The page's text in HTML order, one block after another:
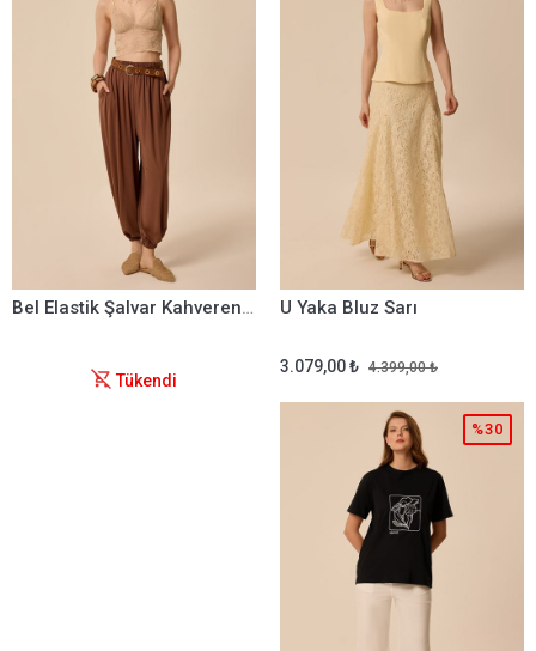
Bel Elastik Şalvar Kahverengi
Tükendi
U Yaka Bluz Sarı
3.079,00 ₺ 4.399,00 ₺
%30